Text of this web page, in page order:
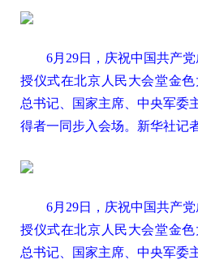
6月29日，庆祝中国共产
授仪式在北京人民大会堂金
总书记、国家主席、中央军委
得者一同步入会场。新华社记
6月29日，庆祝中国共产
授仪式在北京人民大会堂金
总书记、国家主席、中央军委